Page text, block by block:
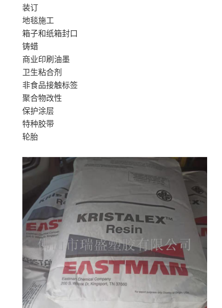
装订
地毯施工
箱子和纸箱封口
铸蜡
商业印刷油墨
卫生粘合剂
非食品接触标签
聚合物改性
保护涂层
特种胶带
轮胎